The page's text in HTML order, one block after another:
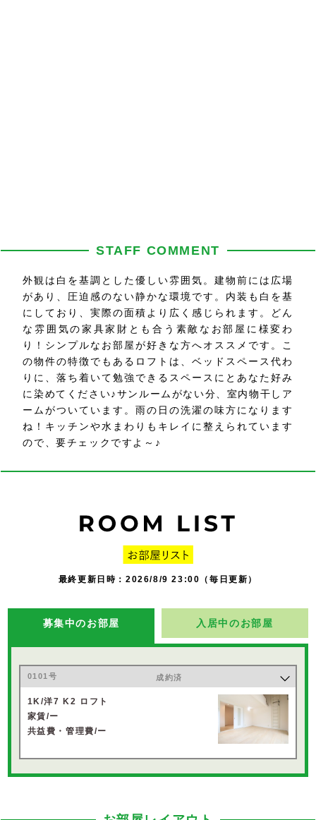
STAFF COMMENT
外観は白を基調とした優しい雰囲気。建物前には広場
があり、圧迫感のない静かな環境です。内装も白を基
にしており、実際の面積より広く感じられます。どん
な雰囲気の家具家財とも合う素敵なお部屋に様変わ
り！シンプルなお部屋が好きな方へオススメです。こ
の物件の特徴でもあるロフトは、ベッドスペース代わ
りに、落ち着いて勉強できるスペースにとあなた好み
に染めてください♪サンルームがない分、室内物干しア
ームがついています。雨の日の洗濯の味方になります
ね！キッチンや水まわりもキレイに整えられています
ので、要チェックですよ～♪
最終更新日時：2026/8/9 23:00（毎日更新）
募集中のお部屋 入居中のお部屋
0101号 成約済
1K/洋7 K2 ロフト
家賃/ー
共益費・管理費/ー